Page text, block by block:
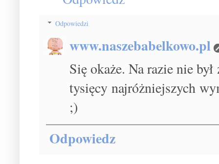
Odpowiedzi
www.naszebabelkowo.pl
Się okaże. Na razie nie
tysięcy najróżniejszych
;)
Odpowiedz